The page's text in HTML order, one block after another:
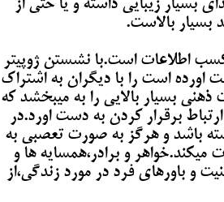
بسیار زیبایی داشته و یا حتی از
بالاست.
اطلاعات است.با نشستن ژوپیتر
اورده است را با دیگران به اشتراک
بسیار بالایی را به میبخشد که
برقرار کردن به دست اورد.در
باشد و هرگز به صورت تعصبی به
و برادر،همسایه ها و
و باورهای فرد در مورد زندگی،از